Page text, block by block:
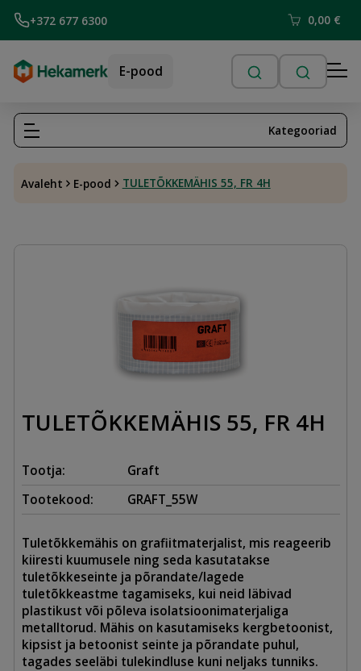
+372 677 6300 0,00 €
E-pood
Avaleht E-pood TULETÕKKEMÄHIS 55, FR 4H
Kategooriad
TULETÕKKEMÄHIS 55, FR 4H
Tootja:
Graft
Tootekood:
GRAFT_55W
Tuletõkkemähis on grafiitmaterjalist, mis reageerib
kiiresti kuumusele ning seda kasutatakse
tuletõkkeseinte ja põrandate/lagede
tuletõkkeastme tagamiseks, kui neid läbivad
plastikust või põleva isolatsioonimaterjaliga
metalltorud. Mähis on kasutamiseks kergbetoonist,
kipsist ja betoonist seinte ja põrandate puhul,
tagades seeläbi tulekindluse kuni neljaks tunniks.